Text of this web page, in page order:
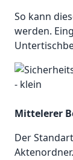
So kann
werden.
Mittelerer
Der